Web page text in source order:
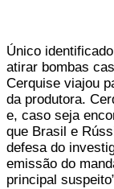
Único
atirar bombas
Cerquise viajou
da produtora.
e, caso seja
que Brasil e
defesa do
emissão do
principal